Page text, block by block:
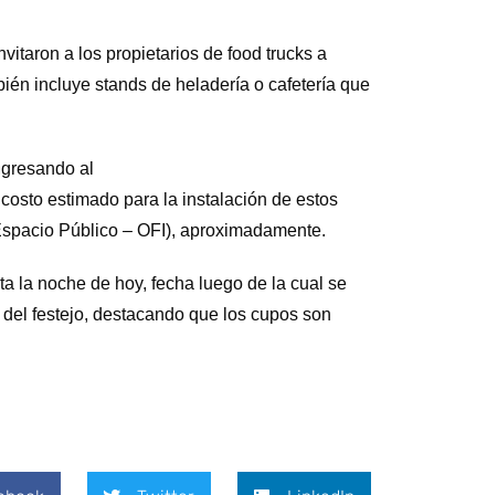
a los propietarios de food trucks a
incluye stands de heladería o cafetería que
al
estimado para la instalación de estos
Público – OFI), aproximadamente.
la noche de hoy, fecha luego de la cual se
festejo, destacando que los cupos son